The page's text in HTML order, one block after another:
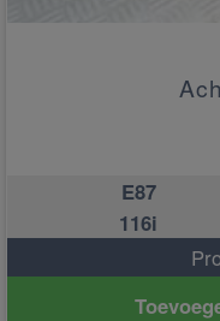
E87
116i